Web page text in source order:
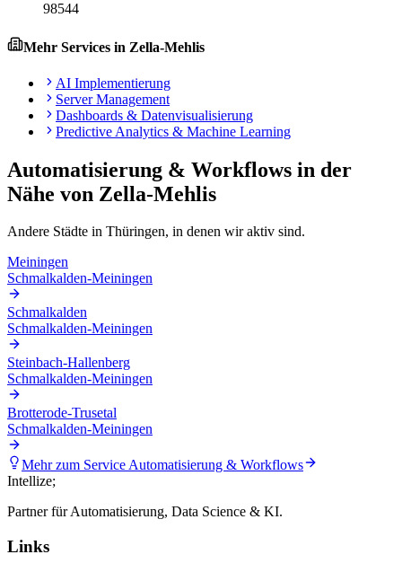
98544
Mehr Services in Zella-Mehlis
AI Implementierung
Server Management
Dashboards & Datenvisualisierung
Predictive Analytics & Machine Learning
Automatisierung & Workflows in der
Nähe von Zella-Mehlis
Andere Städte in Thüringen, in denen wir aktiv sind.
Meiningen
Schmalkalden-Meiningen
Schmalkalden
Schmalkalden-Meiningen
Steinbach-Hallenberg
Schmalkalden-Meiningen
Brotterode-Trusetal
Schmalkalden-Meiningen
Mehr zum ServiceAutomatisierung & Workflows
Intellize;
Partner für Automatisierung, Data Science & KI.
Links